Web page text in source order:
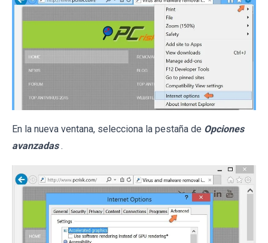
En la nueva ventana, selecciona la pestaña de Opciones
avanzadas .